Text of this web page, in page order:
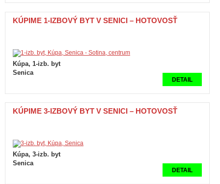
KÚPIME 1-IZBOVÝ BYT V SENICI – HOTOVOSŤ
Kúpa, 1-izb. byt
Senica
DETAIL
KÚPIME 3-IZBOVÝ BYT V SENICI – HOTOVOSŤ
Kúpa, 3-izb. byt
Senica
DETAIL